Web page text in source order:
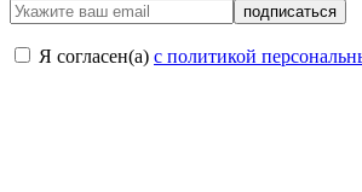
подписаться
Я согласен(a) с политикой